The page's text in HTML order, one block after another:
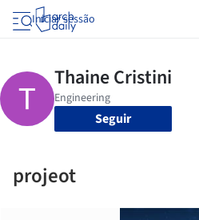
Iniciar sessão
Seguir
projeot